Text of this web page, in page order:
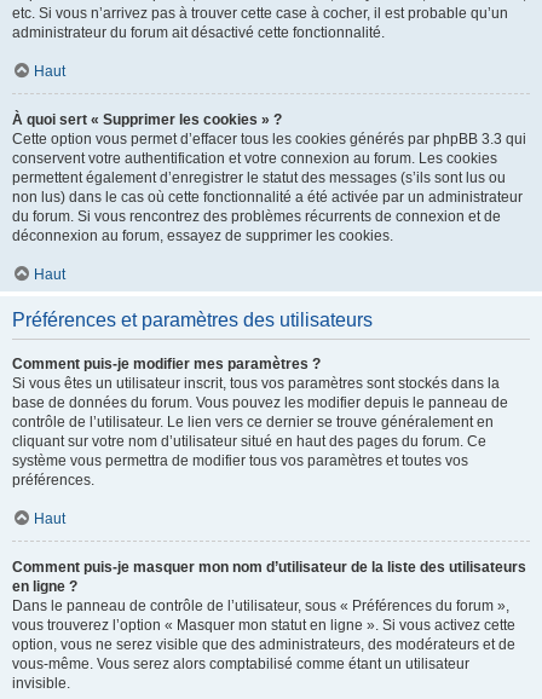
etc. Si vous n’arrivez pas à trouver cette case à cocher, il est probable qu’un
administrateur du forum ait désactivé cette fonctionnalité.
Haut
À quoi sert « Supprimer les cookies » ?
Cette option vous permet d’effacer tous les cookies générés par phpBB 3.3 qui
conservent votre authentification et votre connexion au forum. Les cookies
permettent également d’enregistrer le statut des messages (s’ils sont lus ou
non lus) dans le cas où cette fonctionnalité a été activée par un administrateur
du forum. Si vous rencontrez des problèmes récurrents de connexion et de
déconnexion au forum, essayez de supprimer les cookies.
Haut
Préférences et paramètres des utilisateurs
Comment puis-je modifier mes paramètres ?
Si vous êtes un utilisateur inscrit, tous vos paramètres sont stockés dans la
base de données du forum. Vous pouvez les modifier depuis le panneau de
contrôle de l’utilisateur. Le lien vers ce dernier se trouve généralement en
cliquant sur votre nom d’utilisateur situé en haut des pages du forum. Ce
système vous permettra de modifier tous vos paramètres et toutes vos
préférences.
Haut
Comment puis-je masquer mon nom d’utilisateur de la liste des utilisateurs
en ligne ?
Dans le panneau de contrôle de l’utilisateur, sous « Préférences du forum »,
vous trouverez l’option « Masquer mon statut en ligne ». Si vous activez cette
option, vous ne serez visible que des administrateurs, des modérateurs et de
vous-même. Vous serez alors comptabilisé comme étant un utilisateur
invisible.